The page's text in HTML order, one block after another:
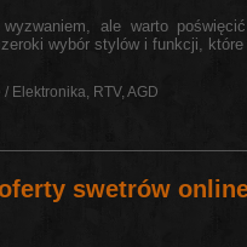
ale warto
wybór stylów i funkcji, które
Elektronika, RTV, AGD
oferty swetrów